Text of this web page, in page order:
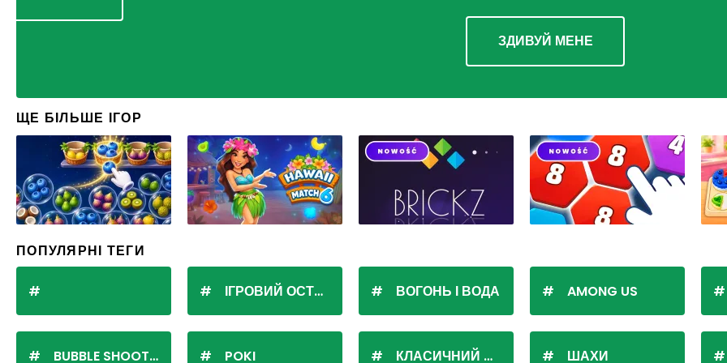
ЗДИВУЙ МЕНЕ
ЩЕ БІЛЬШЕ ІГОР
ПОПУЛЯРНІ ТЕГИ
BUBBLE SHOOTER
ІГРОВИЙ ОСТРІВ
POKI
ВОГОНЬ І ВОДА
КЛАСИЧНИЙ ПАСЬЯНС
AMONG US
ШАХИ